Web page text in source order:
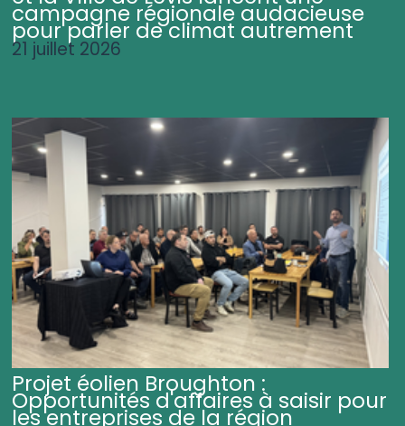
campagne régionale audacieuse
pour parler de climat autrement
21 juillet 2026
Projet éolien Broughton :
Opportunités d'affaires à saisir pour
les entreprises de la région